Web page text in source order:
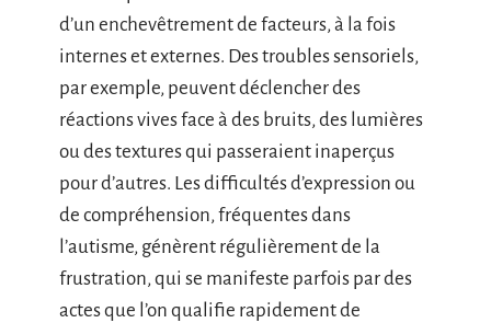
d’un enchevêtrement de facteurs, à la fois
internes et externes. Des troubles sensoriels,
par exemple, peuvent déclencher des
réactions vives face à des bruits, des lumières
ou des textures qui passeraient inaperçus
pour d’autres. Les difficultés d’expression ou
de compréhension, fréquentes dans
l’autisme, génèrent régulièrement de la
frustration, qui se manifeste parfois par des
actes que l’on qualifie rapidement de